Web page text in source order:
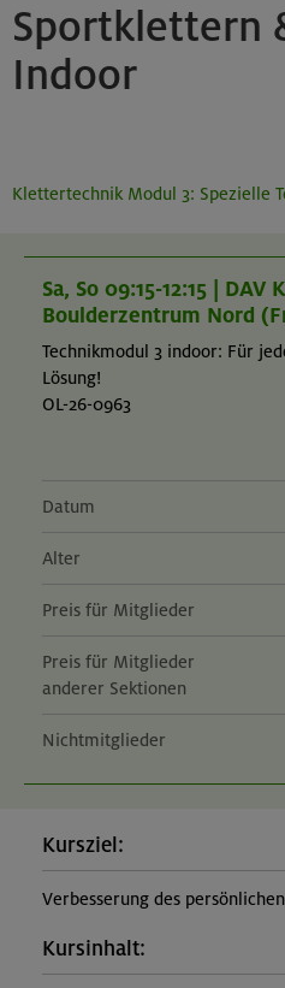
Sportklettern
Indoor
Klettertechnik Modul 3: Spezielle
Sa, So 09:15-12:15 | DAV
Boulderzentrum Nord
Technikmodul 3 indoor: Für
Lösung!
OL-26-0963
Datum
Alter
Preis für Mitglieder
Preis für Mitglieder
anderer Sektionen
Nichtmitglieder
Kursziel:
Verbesserung des
Kursinhalt: